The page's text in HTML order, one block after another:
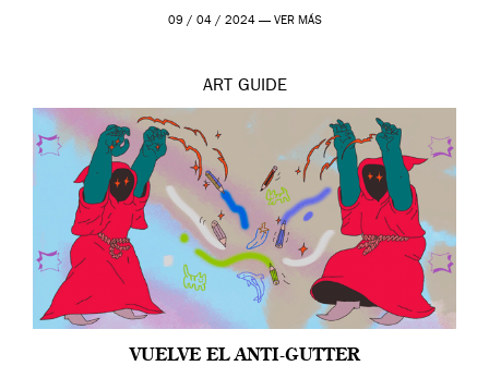
por […]
09 / 04 / 2024 — VER MÁS
ART GUIDE
VUELVE EL ANTI-GUTTER